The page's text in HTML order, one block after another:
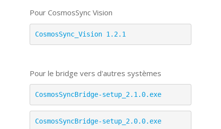
Pour CosmosSync Vision
CosmosSync_Vision 1.2.1
Pour le bridge vers d'autres systèmes
CosmosSyncBridge-setup_2.1.0.exe
CosmosSyncBridge-setup_2.0.0.exe